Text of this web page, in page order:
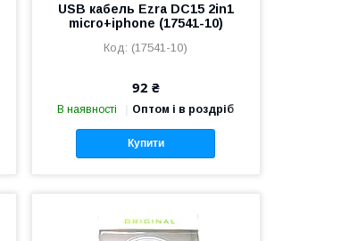
USB кабель Ezra DC15 2in1
micro+iphone (17541-10)
(17541-10)
92 ₴
В наявності Оптом і в роздріб
Купити